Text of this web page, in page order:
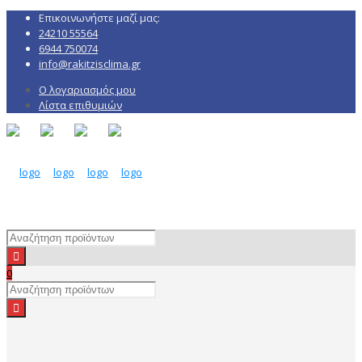
Επικοινωνήστε μαζί μας:
24210 55564
6944 750074
info@rakitzisclima.gr
Ο λογαριασμός μου
Λίστα επιθυμιών
0